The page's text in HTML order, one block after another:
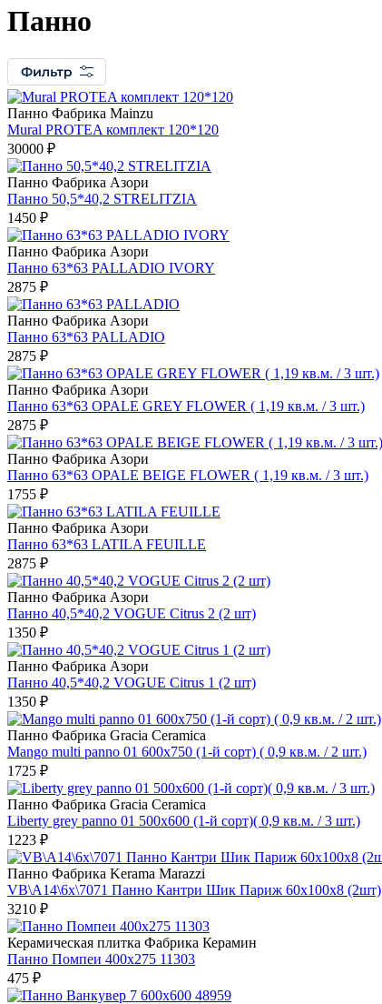
Панно
Панно Фабрикa Mainzu
Mural PROTEA комплект 120*120
30000 ₽
Панно Фабрикa Азори
Панно 50,5*40,2 STRELITZIA
1450 ₽
Панно Фабрикa Азори
Панно 63*63 PALLADIO IVORY
2875 ₽
Панно Фабрикa Азори
Панно 63*63 PALLADIO
2875 ₽
Панно Фабрикa Азори
Панно 63*63 OPALE GREY FLOWER ( 1,19 кв.м. / 3 шт.)
2875 ₽
Панно Фабрикa Азори
Панно 63*63 OPALE BEIGE FLOWER ( 1,19 кв.м. / 3 шт.)
1755 ₽
Панно Фабрикa Азори
Панно 63*63 LATILA FEUILLE
2875 ₽
Панно Фабрикa Азори
Панно 40,5*40,2 VOGUE Citrus 2 (2 шт)
1350 ₽
Панно Фабрикa Азори
Панно 40,5*40,2 VOGUE Citrus 1 (2 шт)
1350 ₽
Панно Фабрикa Gracia Ceramica
Mango multi panno 01 600х750 (1-й сорт) ( 0,9 кв.м. / 2 шт.)
1725 ₽
Панно Фабрикa Gracia Ceramica
Liberty grey panno 01 500х600 (1-й сорт)( 0,9 кв.м. / 3 шт.)
1223 ₽
Панно Фабрикa Kerama Marazzi
VB\A14\6x\7071 Панно Кантри Шик Париж 60х100х8 (2шт)
3210 ₽
Керамическая плитка Фабрикa Керамин
Панно Помпеи 400х275 11303
475 ₽